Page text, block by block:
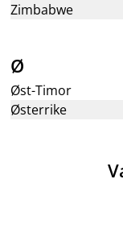
Zimbabwe
Ø
Øst-Timor
Østerrike